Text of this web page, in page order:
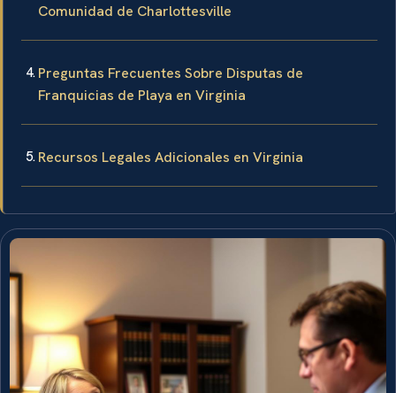
Comunidad de Charlottesville
Preguntas Frecuentes Sobre Disputas de
Franquicias de Playa en Virginia
Recursos Legales Adicionales en Virginia